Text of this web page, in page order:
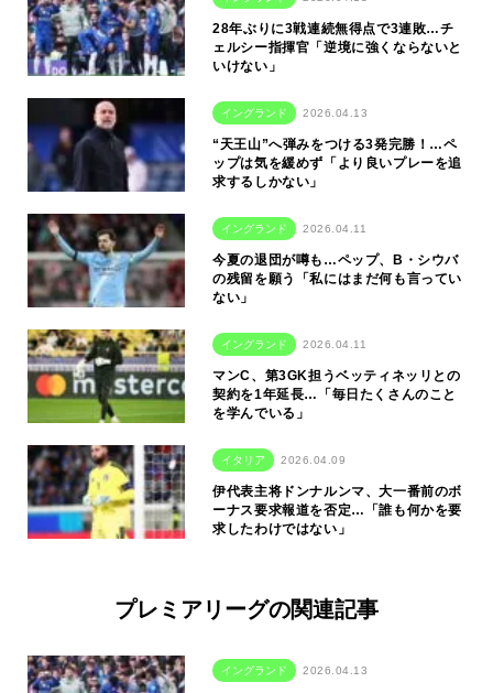
28年ぶりに3戦連続無得点で3連敗…チ
ェルシー指揮官「逆境に強くならないと
いけない」
イングランド 2026.04.13
“天王山”へ弾みをつける3発完勝！…ペ
ップは気を緩めず「より良いプレーを追
求するしかない」
イングランド 2026.04.11
今夏の退団が噂も…ペップ、B・シウバ
の残留を願う「私にはまだ何も言ってい
ない」
イングランド 2026.04.11
マンC、第3GK担うベッティネッリとの
契約を1年延長…「毎日たくさんのこと
を学んでいる」
イタリア 2026.04.09
伊代表主将ドンナルンマ、大一番前のボ
ーナス要求報道を否定…「誰も何かを要
求したわけではない」
プレミアリーグの関連記事
イングランド 2026.04.13